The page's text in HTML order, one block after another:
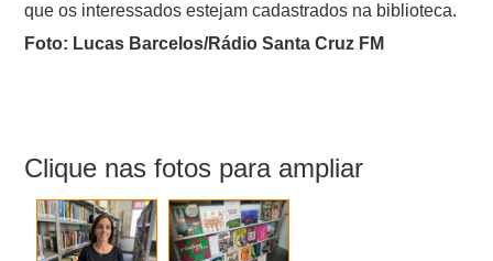
que os interessados estejam cadastrados na biblioteca.
Foto: Lucas Barcelos/Rádio Santa Cruz FM
Clique nas fotos para ampliar